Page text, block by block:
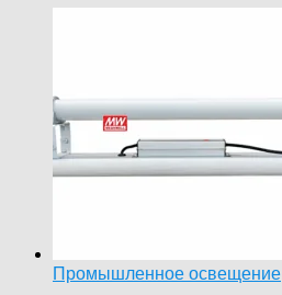
Промышленное освещение